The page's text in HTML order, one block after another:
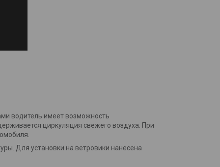
водитель имеет возможность
циркуляция свежего воздуха. При
Для установки на ветровики нанесена